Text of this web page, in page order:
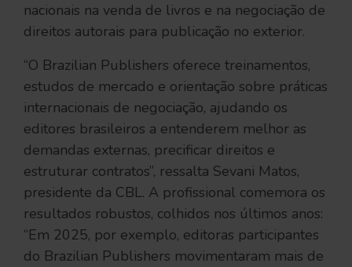
nacionais na venda de livros e na negociação de
direitos autorais para publicação no exterior.
“O Brazilian Publishers oferece treinamentos,
estudos de mercado e orientação sobre práticas
internacionais de negociação, ajudando os
editores brasileiros a entenderem melhor as
demandas externas, precificar direitos e
estruturar contratos”, ressalta Sevani Matos,
presidente da CBL. A profissional comemora os
resultados robustos, colhidos nos últimos anos:
“Em 2025, por exemplo, editoras participantes
do Brazilian Publishers movimentaram mais de